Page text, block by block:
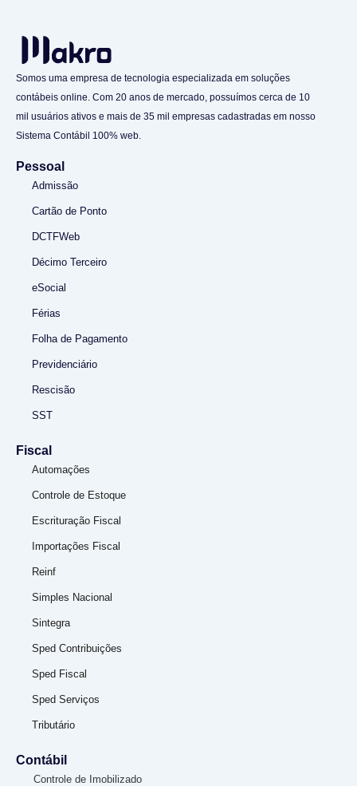
Somos uma empresa de tecnologia especializada em soluções
contábeis online. Com 20 anos de mercado, possuímos cerca de 10
mil usuários ativos e mais de 35 mil empresas cadastradas em nosso
Sistema Contábil 100% web.
Pessoal
Admissão
Cartão de Ponto
DCTFWeb
Décimo Terceiro
eSocial
Férias
Folha de Pagamento
Previdenciário
Rescisão
SST
Fiscal
Automações
Controle de Estoque
Escrituração Fiscal
Importações Fiscal
Reinf
Simples Nacional
Sintegra
Sped Contribuições
Sped Fiscal
Sped Serviços
Tributário
Contábil
Controle de Imobilizado